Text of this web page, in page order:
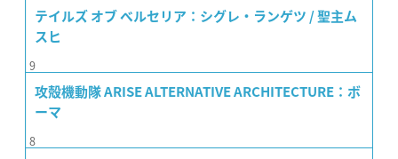
テイルズ オブ ベルセリア：シグレ・ランゲツ / 聖主ム
スヒ
9
攻殻機動隊 ARISE ALTERNATIVE ARCHITECTURE：ボ
ーマ
8